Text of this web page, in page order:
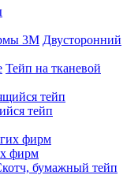
Двусторонний
Тейп на тканевой
тейп
фирм
бумажный тейп